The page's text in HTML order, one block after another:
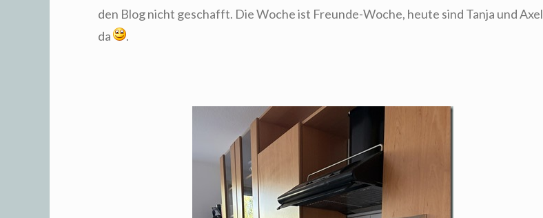
den Blog nicht geschafft. Die Woche ist Freunde-Woche, heute sind Tanja und Axel
da
.